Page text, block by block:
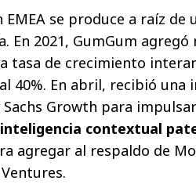
se produce a raíz de
En 2021, GumGum agregó
tasa de crecimiento
40%. En abril, recibió una
Growth para
contextual
agregar al respaldo de